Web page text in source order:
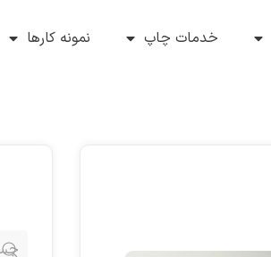
خدمات چاپ نمونه کارها